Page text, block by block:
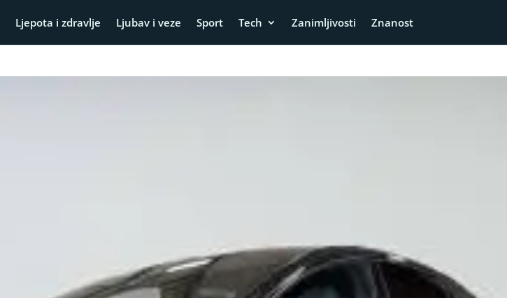
Ljepota i zdravlje Ljubav i veze Sport Tech Zanimljivosti Znanost